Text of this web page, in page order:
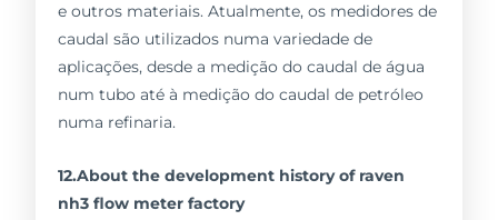
e outros materiais. Atualmente, os medidores de
caudal são utilizados numa variedade de
aplicações, desde a medição do caudal de água
num tubo até à medição do caudal de petróleo
numa refinaria.
12.About the development history of raven
nh3 flow meter factory